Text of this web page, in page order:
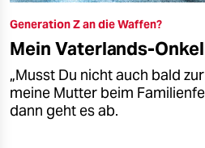
Generation Z an die Waffen?
Mein Vaterlands-Onkel
„Musst Du nicht auch bald
meine Mutter beim
dann geht es ab.